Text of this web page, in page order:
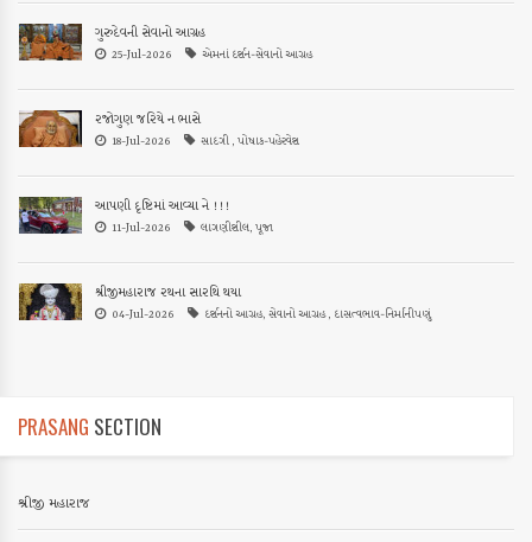
ગુરુદેવની સેવાનો આગ્રહ
25-Jul-2026 એમનાં દર્શન-સેવાનો આગ્રહ
રજોગુણ જરિયે ન ભાસે
18-Jul-2026 સાદગી , પોષાક-પહેરવેશ
આપણી દૃષ્ટિમાં આવ્યા ને !!!
11-Jul-2026 લાગણીશીલ, પૂજા
શ્રીજીમહારાજ રથના સારથિ થયા
04-Jul-2026 દર્શનનો આગ્રહ, સેવાનો આગ્રહ , દાસત્વભાવ-નિર્માનીપણું
PRASANG SECTION
શ્રીજી મહારાજ